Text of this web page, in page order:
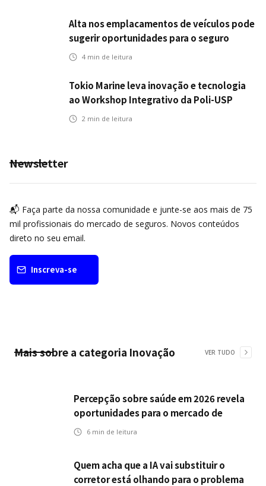
Alta nos emplacamentos de veículos pode
sugerir oportunidades para o seguro
automotivo
4 min de leitura
Tokio Marine leva inovação e tecnologia
ao Workshop Integrativo da Poli-USP
2 min de leitura
Newsletter
📬 Faça parte da nossa comunidade e junte-se aos mais de 75
mil profissionais do mercado de seguros. Novos conteúdos
direto no seu email.
Inscreva-se
Mais sobre a categoria Inovação VER TUDO
Percepção sobre saúde em 2026 revela
oportunidades para o mercado de
seguros ampliar cobertura e prevenção
6 min de leitura
Quem acha que a IA vai substituir o
corretor está olhando para o problema